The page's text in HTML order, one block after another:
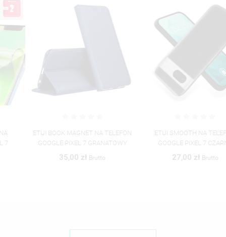
ETUI BOOK MAGNET NA TELEFON
GOOGLE PIXEL 7 GRANATOWY
35,00 zł Brutto
ETUI SMOOTH NA TELEFON
GOOGLE PIXEL 7 CZARNY
27,00 złBrutto